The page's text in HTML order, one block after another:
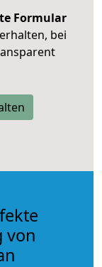
Formular
bei
von